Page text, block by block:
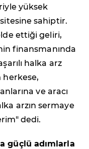
yüksek
sahiptir.
ettiği geliri,
finansmanında
halka arz
herkese,
ve aracı
arzın sermaye
dedi.
güçlü adımlarla